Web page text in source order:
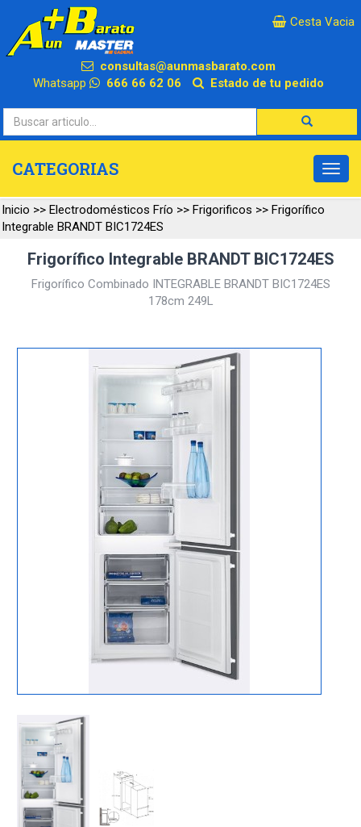
×
Cesta Vacia
consultas@aunmasbarato.com
Whatsapp
666 66 62 06 Estado de tu pedido
CATEGORIAS
Inicio >> Electrodomésticos Frío >> Frigorificos >> Frigorífico
Integrable BRANDT BIC1724ES
Frigorífico Integrable BRANDT BIC1724ES
Frigorífico Combinado INTEGRABLE BRANDT BIC1724ES
178cm 249L